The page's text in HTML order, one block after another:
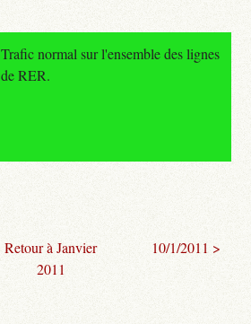
Trafic normal sur l'ensemble des lignes
de RER.
Retour à Janvier
2011
10/1/2011 >